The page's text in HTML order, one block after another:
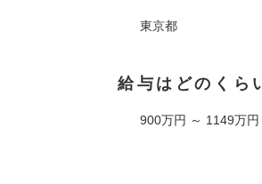
東京都
給与はどのくら
900万円 ～ 1149万円